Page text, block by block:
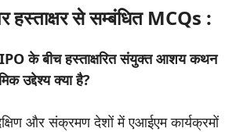
हस्ताक्षर से सम्बंधित MCQs :
के बीच हस्ताक्षरित संयुक्त आशय कथन
उद्देश्य क्या है?
और संक्रमण देशों में एआईएम कार्यक्रमों